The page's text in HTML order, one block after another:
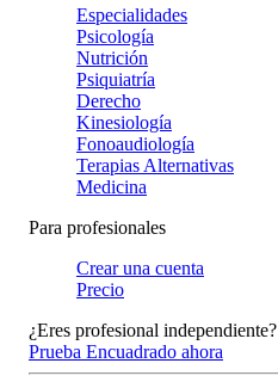
Especialidades
Psicología
Nutrición
Psiquiatría
Derecho
Kinesiología
Fonoaudiología
Terapias Alternativas
Medicina
Para profesionales
Crear una cuenta
Precio
¿Eres profesional independiente?
Prueba Encuadrado ahora